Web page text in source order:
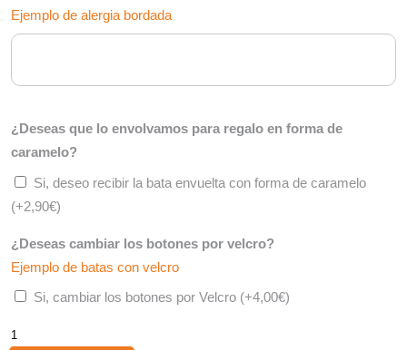
Ejemplo de alergia bordada
¿Deseas que lo envolvamos para regalo en forma de
caramelo?
Si, deseo recibir la bata envuelta con forma de caramelo
(+2,90€)
¿Deseas cambiar los botones por velcro?
Ejemplo de batas con velcro
Si, cambiar los botones por Velcro (+4,00€)